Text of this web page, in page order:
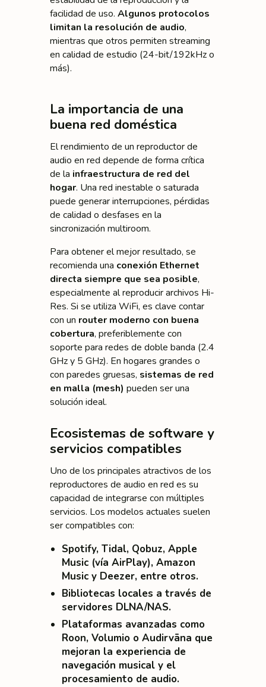
facilidad de uso. Algunos protocolos
limitan la resolución de audio,
mientras que otros permiten streaming
en calidad de estudio (24-bit/192kHz o
más).
La importancia de una
buena red doméstica
El rendimiento de un reproductor de
audio en red depende de forma crítica
de la infraestructura de red del
hogar. Una red inestable o saturada
puede generar interrupciones, pérdidas
de calidad o desfases en la
sincronización multiroom.
Para obtener el mejor resultado, se
recomienda una conexión Ethernet
directa siempre que sea posible,
especialmente al reproducir archivos Hi-
Res. Si se utiliza WiFi, es clave contar
con un router moderno con buena
cobertura, preferiblemente con
soporte para redes de doble banda (2.4
GHz y 5 GHz). En hogares grandes o
con paredes gruesas, sistemas de red
en malla (mesh) pueden ser una
solución ideal.
Ecosistemas de software y
servicios compatibles
Uno de los principales atractivos de los
reproductores de audio en red es su
capacidad de integrarse con múltiples
servicios. Los modelos actuales suelen
ser compatibles con:
Spotify, Tidal, Qobuz, Apple
Music (vía AirPlay), Amazon
Music y Deezer, entre otros.
Bibliotecas locales a través de
servidores DLNA/NAS.
Plataformas avanzadas como
Roon, Volumio o Audirvāna que
mejoran la experiencia de
navegación musical y el
procesamiento de audio.